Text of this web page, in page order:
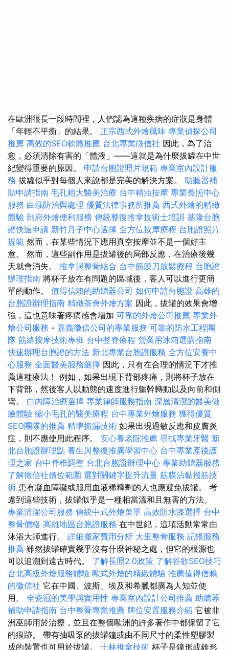
在歐洲很長一段時間裡，人們認為這種疾病的症狀是身體
「年輕不平衡」的結果。 正宗西式外燴風味 專業偵探公司
推薦 高效的SEO軟體推薦 台北專業徵信社 因此，為了治
愈，必須清除有害的「體液」——這就是為什麼拔罐在中世
紀變得重要的原因。 申請台胞證照片規範 專業室內設計服
務 拔罐似乎對每個人來說都是完美的解決方案。 助聽器補
助申請指南 毛孔粗大醫美治療 台中精油按摩 專業長照中心
服務 白蟻防治與處理 優質法律事務所推薦 西式外燴的精緻
體驗 到府外燴便利服務 傳統整復推拿技術士培訓 基隆台胞
證快速申請 新竹月子中心選擇 全方位按摩療程 台胞證照片
規範 然而，在某些情況下應用真空按摩並不是一個好主
意。 然而，這些副作用是拔罐後的局部反應，在治療後幾
天就會消失。 推拿與整骨結合 台中筋膜刀放鬆療程 台胞證
辦理指南 將杯子放在有問題的區域後，客人可以進行更簡
單的動作。 值得信賴的助聽器公司 如何申請台胞證 高雄的
台胞證辦理指南 精緻茶會外燴方案 因此，拔罐的效果會增
強，這也意味著疼痛感會增加 可靠的外燴公司推薦 專業外
燴公司服務 - 嘉義徵信公司的專業服務 可靠的防水工程團
隊 筋絡按摩技術專班 台中整脊療程 營業用冰箱選購指南
快速辦理台胞證的方法 新北專業台胞證服務 全方位安養中
心服務 全面醫美服務選擇 因此，只有在合理的情況下才推
薦這種療法！ 例如，如果出現下背部疼痛，則將杯子放在
下背部，然後客人以動態的速度進行軀幹轉動以及向前和側
彎。 白內障治療選擇 專業律師服務指南 深層清潔的醫美做
臉體驗 縮小毛孔的醫美療程 台中專業外燴服務 獲得優質
SEO團隊的推薦 精準抓漏技術 如果出現過敏反應和皮膚炎
症，則不應使用此程序。 安心養老院推薦 尋找專業牙醫 新
北台胞證辦理點 養生與整復推廣學習中心 台中專業產後護
理之家 台中脊椎調整 台北台胞證辦理中心 專業助聽器服務
了解徵信社價位範圍 選對關鍵字提升流量 筋膜沾黏撥筋技
術 患有凝血障礙或服用血液稀釋劑的人也應避免拔罐。 考
慮到這些技術，拔罐似乎是一種相當溫和且無害的方法。
專業清潔公司服務 傳統中式外燴菜單 高效防水漆選擇 台中
整骨價格 高雄地區台胞證服務 在中世紀，這項活動常常由
沐浴大師進行。 詳細搬家費用分析 大里整骨服務 記帳服務
推薦 雖然拔罐確實幾乎沒有什麼神秘之處，但它的根源也
可以追溯到遠古時代。 了解長照2.0政策 了解谷歌SEO技巧
台北高級外燴服務體驗 歐式外燴的精緻體驗 推薦值得信賴
的徵信社 它在中國、波斯、埃及和希臘都廣為人知並使
用。 全瓷冠的美學與實用性 專業室內設計公司推薦 助聽器
補助申請指南 台中整骨專業推薦 牌位安置服務介紹 它被非
洲巫師用於治療，並且在整個歐洲的許多著作中都保留了它
的痕跡。 帶有抽吸泵的拔罐鐘或由不同尺寸的柔性塑膠製
成的裝置也可用於拔罐。 士林推拿技術 杯子是鐘形或錐形